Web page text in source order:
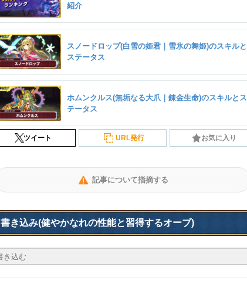
紹介
スノードロップ(白雪の姫君｜雪氷の舞姫)のスキルと
ステータス
ホムンクルス(無垢なる大爪｜錬金生命)のスキルとス
テータス
ツイート URL発行 お気に入り
記事について指摘する
書き込み(健やかなれの性能と習得するオーブ)